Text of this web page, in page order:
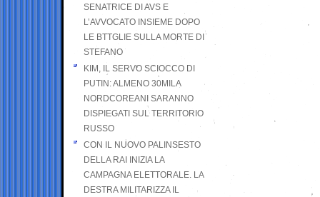
SENATRICE DI AVS E
L’AVVOCATO INSIEME DOPO
LE BTTGLIE SULLA MORTE DI
STEFANO
KIM, IL SERVO SCIOCCO DI
PUTIN: ALMENO 30MILA
NORDCOREANI SARANNO
DISPIEGATI SUL TERRITORIO
RUSSO
CON IL NUOVO PALINSESTO
DELLA RAI INIZIA LA
CAMPAGNA ELETTORALE. LA
DESTRA MILITARIZZA IL